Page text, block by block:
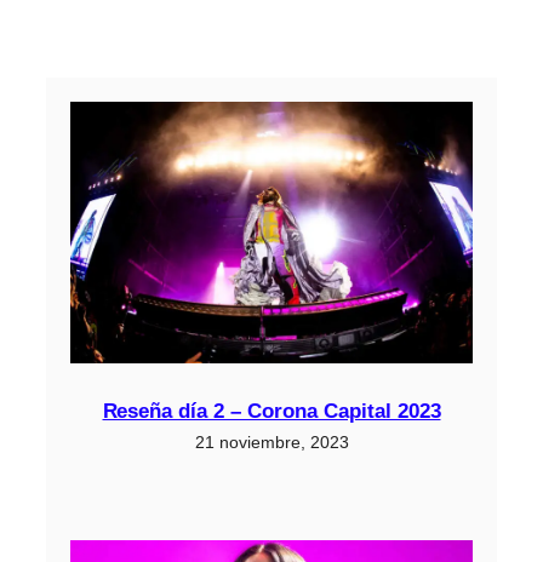
Reseña día 2 – Corona Capital 2023
21 noviembre, 2023